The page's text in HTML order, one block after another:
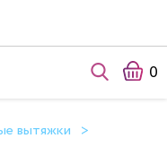
0
вытяжки